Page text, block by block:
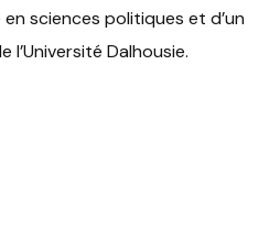
sciences politiques et d’un
Dalhousie.